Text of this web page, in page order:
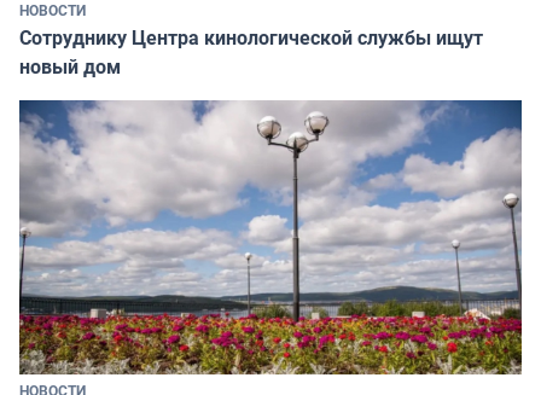
НОВОСТИ
Сотруднику Центра кинологической службы ищут
новый дом
НОВОСТИ